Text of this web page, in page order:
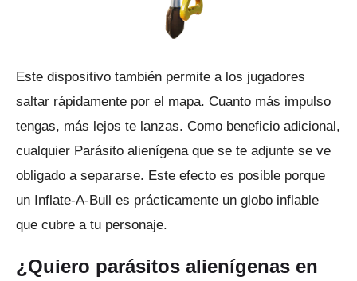
Este dispositivo también permite a los jugadores
saltar rápidamente por el mapa. Cuanto más impulso
tengas, más lejos te lanzas. Como beneficio adicional,
cualquier Parásito alienígena que se te adjunte se ve
obligado a separarse. Este efecto es posible porque
un Inflate-A-Bull es prácticamente un globo inflable
que cubre a tu personaje.
¿Quiero parásitos alienígenas en